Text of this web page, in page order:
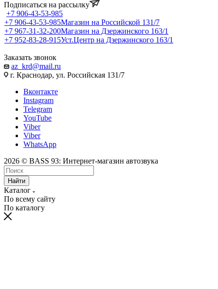
Подписаться на рассылку
+7 906-43-53-985
+7 906-43-53-985Магазин на Российской 131/7
+7 967-31-32-200Магазин на Дзержинского 163/1
+7 952-83-28-915Уст.Центр на Дзержинского 163/1
Заказать звонок
az_krd@mail.ru
г. Краснодар, ул. Российская 131/7
Вконтакте
Instagram
Telegram
YouTube
Viber
Viber
WhatsApp
2026 © BASS 93: Интернет-магазин автозвука
Найти
Каталог
По всему сайту
По каталогу